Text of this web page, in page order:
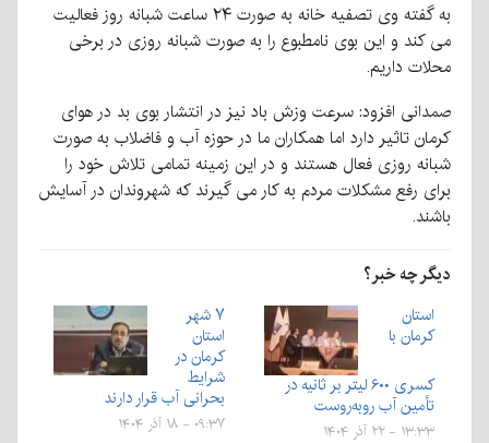
به گفته وی تصفیه خانه به صورت ۲۴ ساعت شبانه روز فعالیت
می کند و این بوی نامطبوع را به صورت شبانه روزی در برخی
محلات داریم.
صمدانی افزود: سرعت وزش باد نیز در انتشار بوی بد در هوای
کرمان تاثیر دارد اما همکاران ما در حوزه آب و فاضلاب به صورت
شبانه روزی فعال هستند و در این زمینه تمامی تلاش خود را
برای رفع مشکلات مردم به کار می گیرند که شهروندان در آسایش
باشند.
دیگر چه خبر؟
استان
کرمان با
کسری ۶۰۰ لیتر بر ثانیه در
تأمین آب روبه‌روست
۱۳:۳۳ - ۲۲ آذر ۱۴۰۴
۷ شهر
استان
کرمان در
شرایط
بحرانی آب قرار دارند
۰۹:۳۷ - ۱۸ آذر ۱۴۰۴